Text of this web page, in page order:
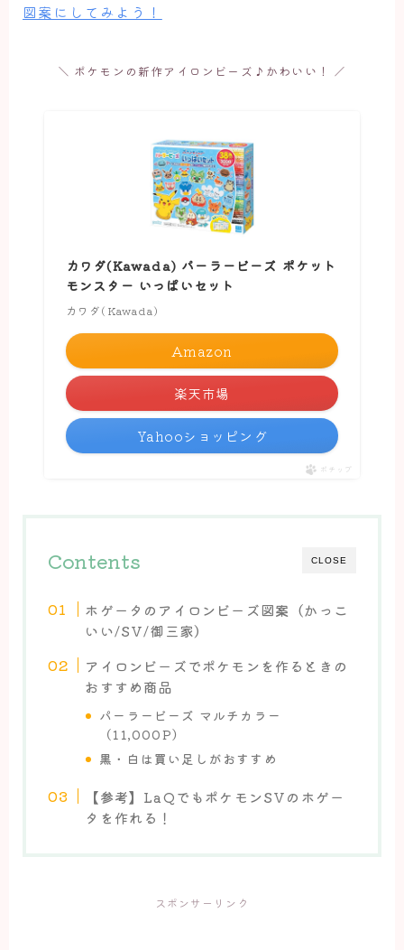
図案にしてみよう！
＼ ポケモンの新作アイロンビーズ♪かわいい！ ／
カワダ(Kawada) パーラービーズ ポケット
モンスター いっぱいセット
カワダ(Kawada)
Amazon
楽天市場
Yahooショッピング
ポチップ
CLOSE
Contents
ホゲータのアイロンビーズ図案（かっこ
いい/SV/御三家）
アイロンビーズでポケモンを作るときの
おすすめ商品
パーラービーズ マルチカラー
（11,000P）
黒・白は買い足しがおすすめ
【参考】LaQでもポケモンSVのホゲー
タを作れる！
スポンサーリンク